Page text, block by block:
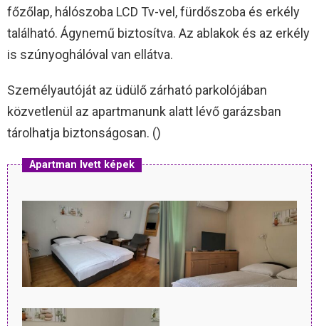
főzőlap, hálószoba LCD Tv-vel, fürdőszoba és erkély
található. Ágynemű biztosítva. Az ablakok és az erkély
is szúnyoghálóval van ellátva.
Személyautóját az üdülő zárható parkolójában
közvetlenül az apartmanunk alatt lévő garázsban
tárolhatja biztonságosan. ()
Apartman Ivett képek